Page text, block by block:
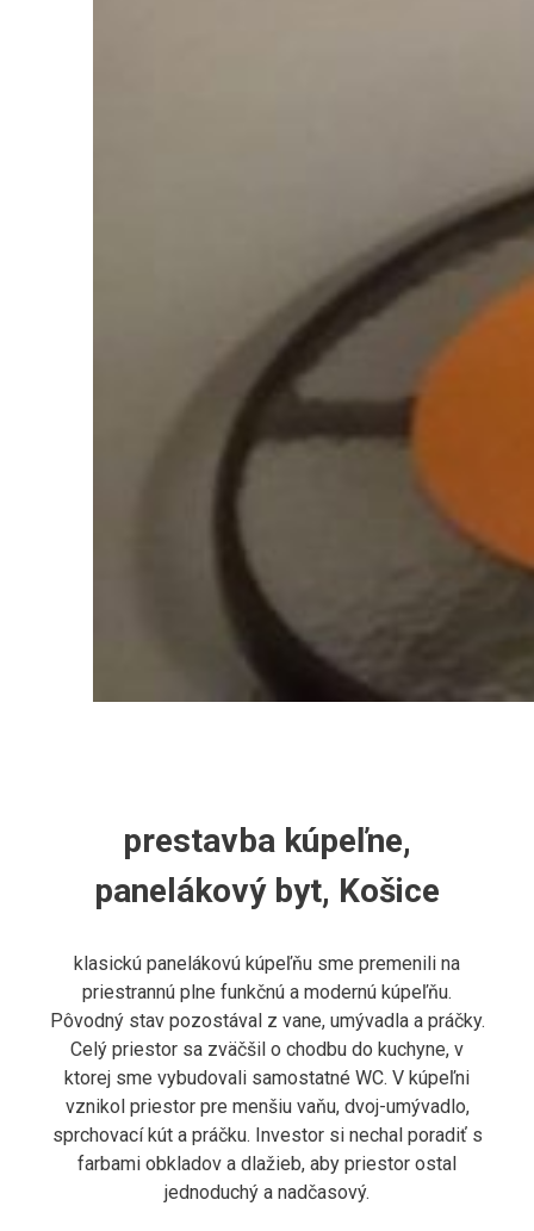
prestavba kúpeľne,
panelákový byt, Košice
klasickú panelákovú kúpeľňu sme premenili na
priestrannú plne funkčnú a modernú kúpeľňu.
Pôvodný stav pozostával z vane, umývadla a práčky.
Celý priestor sa zväčšil o chodbu do kuchyne, v
ktorej sme vybudovali samostatné WC. V kúpeľni
vznikol priestor pre menšiu vaňu, dvoj-umývadlo,
sprchovací kút a práčku. Investor si nechal poradiť s
farbami obkladov a dlažieb, aby priestor ostal
jednoduchý a nadčasový.